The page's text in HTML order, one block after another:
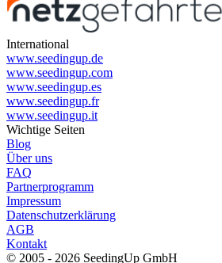
International
www.seedingup.de
www.seedingup.com
www.seedingup.es
www.seedingup.fr
www.seedingup.it
Wichtige Seiten
Blog
Über uns
FAQ
Partnerprogramm
Impressum
Datenschutzerklärung
AGB
Kontakt
© 2005 - 2026 SeedingUp GmbH